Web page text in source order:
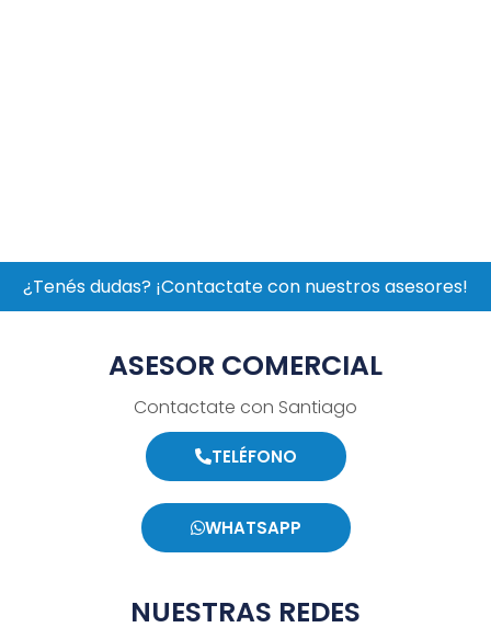
¿Tenés dudas? ¡Contactate con nuestros asesores!
ASESOR COMERCIAL
Contactate con Santiago
TELÉFONO
WHATSAPP
NUESTRAS REDES